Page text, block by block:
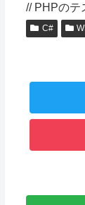
// PHPのテ
C#